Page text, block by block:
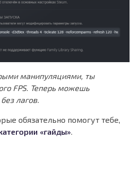
манипуляциями, ты
FPS. Теперь можешь
лагов.
обязательно помогут тебе,
«гайды».